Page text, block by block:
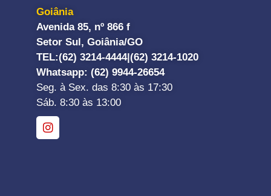
Goiânia
Avenida 85, nº 866 f
Setor Sul, Goiânia/GO
TEL:(62) 3214-4444|(62) 3214-1020
Whatsapp: (62) 9944-26654
Seg. à Sex. das 8:30 às 17:30
Sáb. 8:30 às 13:00